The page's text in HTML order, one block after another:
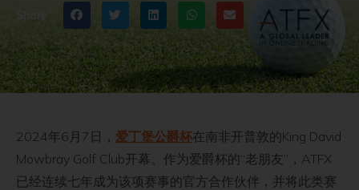
2024年6月7日， 爱丁堡公爵杯在南非开普敦的King David
Mowbray Golf Club开幕。作为爱爵杯的“老朋友”，ATFX
已经连续七年成为该项赛事的官方合作伙伴，并将此类赛